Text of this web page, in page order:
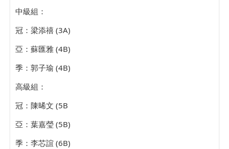
中級組：
冠：梁添禧 (3A)
亞：蘇匯雅 (4B)
季：郭子瑜 (4B)
高級組：
冠：陳晞文 (5B
亞：葉嘉瑩 (5B)
季：李芯誼 (6B)